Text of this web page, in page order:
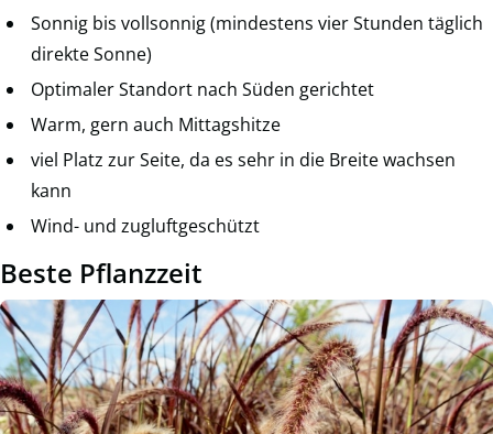
Sonnig bis vollsonnig (mindestens vier Stunden täglich
direkte Sonne)
Optimaler Standort nach Süden gerichtet
Warm, gern auch Mittagshitze
viel Platz zur Seite, da es sehr in die Breite wachsen
kann
Wind- und zugluftgeschützt
Beste Pflanzzeit